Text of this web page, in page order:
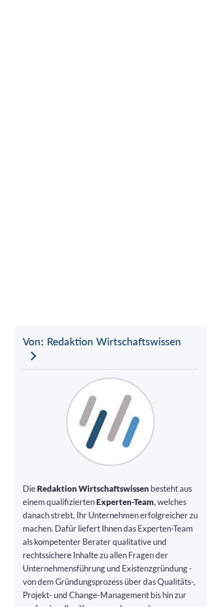
Von: Redaktion Wirtschaftswissen
DieRedaktion Wirtschaftswissen besteht aus
einem qualifiziertenExperten-Team, welches
danach strebt, Ihr Unternehmen erfolgreicher zu
machen. Dafür liefert Ihnen das Experten-Team
als kompetenter Berater qualitative und
rechtssichere Inhalte zu allen Fragen der
Unternehmensführung und Existenzgründung -
von dem Gründungsprozess über das Qualitäts-,
Projekt- und Change-Management bis hin zur